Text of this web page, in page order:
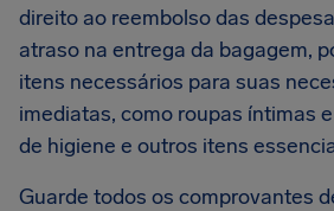
direito ao reembolso das
atraso na entrega da bagagem,
itens necessários para suas
imediatas, como roupas íntimas
de higiene e outros itens
Guarde todos os comprovantes